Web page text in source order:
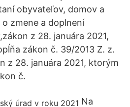
obyvateľov, domov a
zmene a doplnení
z 28. januára 2021,
zákon č. 39/2013 Z. z.
z 28. januára 2021, ktorým
č.
Na